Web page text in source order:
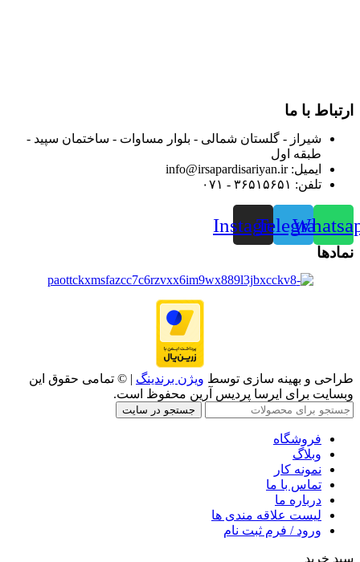
ارتباط با ما
شیراز - گلستان شمالی - بلوار مساوات - ساختمان سپید -
طبقه اول
ایمیل: info@irsapardisariyan.ir
تلفن: ۳۶۵۱۵۶۵۱ - ۰۷۱
Telegram
Instagram
نمادها
طراحی و بهینه سازی توسط ویژن برندینگ | © تمامی حقوق این
وبسایت برای ایرسا پردیس آرین محفوظ است.
جستجو در سایت
فروشگاه
وبلاگ
نمونه کار
تماس با ما
درباره ما
لیست علاقه مندی ها
ورود / فرم ثبت نام
سبد خرید